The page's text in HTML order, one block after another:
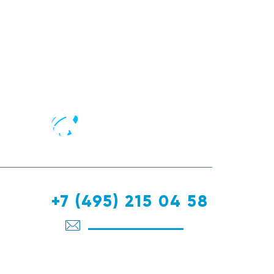
+7 (495) 215 04 58